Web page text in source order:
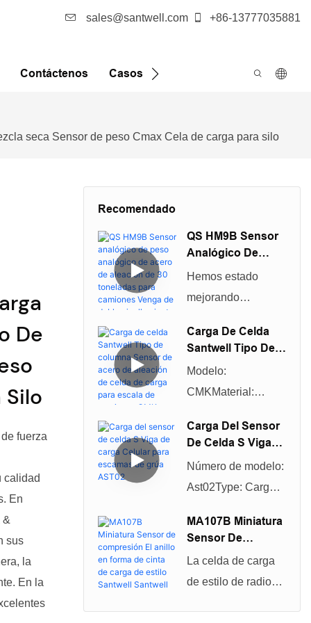
sales@santwell.com +86-13777035881
Contáctenos Casos
seca Sensor de peso Cmax Cela de carga para silo
De
Silo
fuerza
calidad
En
&
sus
la
En la
Recomendado
QS HM9B Sensor
Analógico De
Peso Analógico
Aleación De 30
Camiones Venga
De Doble
Cizallamiento
Celular De Carga
Hemos estado
mejorando
capacidades
analógico de
aleación de acero
de 30 toneladas de
marca Hm9b QS
de puente de
viga de corte para
camiones desde su
creación. El
Carga De Celda
Santwell Tipo De
Columna Sensor
Aleación De Celda
Escala De
Camiones CMK
-30T 20T 40T 50T
Modelo:
CMKMaterial:
acero de 20 t/t/40
16 m cableColumn
Type Load
CellOutput: 700/750
Ω
Carga Del Sensor
De Celda S Viga
De Carga Celular
Grúa AST02
Número de modelo:
Ast02Type: Carga
marca de celdas:
escalada de
MA107B Miniatura
Sensor De
Compresión El
De Cinta De Carga
La celda de carga
de estilo de radios